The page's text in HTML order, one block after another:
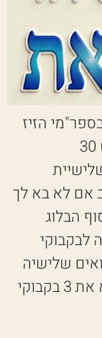
הזיז
את הגבינה שלי?"שיצא לפני כמעט 30
אם לא בא לך
הבלוג
לבקבוקי
של 2 דקותרואים שלישיה
של בני פחות משנהרצה כדי למצוא את 3 בקבוקי